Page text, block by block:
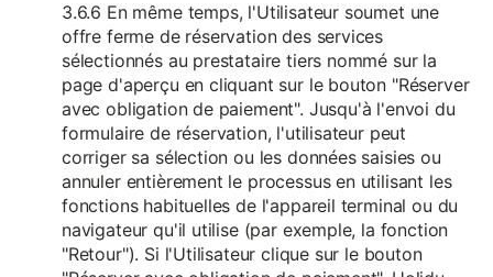
3.6.6 En même temps, l'Utilisateur soumet une
offre ferme de réservation des services
sélectionnés au prestataire tiers nommé sur la
page d'aperçu en cliquant sur le bouton "Réserver
avec obligation de paiement". Jusqu'à l'envoi du
formulaire de réservation, l'utilisateur peut
corriger sa sélection ou les données saisies ou
annuler entièrement le processus en utilisant les
fonctions habituelles de l'appareil terminal ou du
navigateur qu'il utilise (par exemple, la fonction
"Retour"). Si l'Utilisateur clique sur le bouton